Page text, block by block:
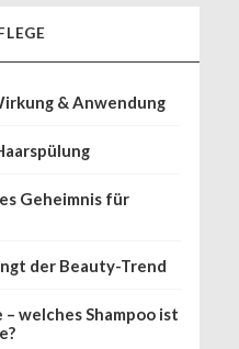
& Anwendung
Geheimnis für
der Beauty-Trend
welches Shampoo ist